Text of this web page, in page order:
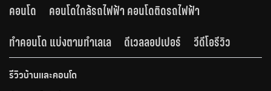
คอนโด
คอนโดใกล้รถไฟฟ้า คอนโดติดรถไฟฟ้า
ทำคอนโด แบ่งตามทำเลเล
ดีเวลลอปเปอร์ วีดีโอรีวิว
รีวิวบ้านและคอนโด